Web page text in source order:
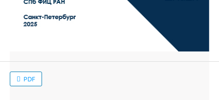
PDF